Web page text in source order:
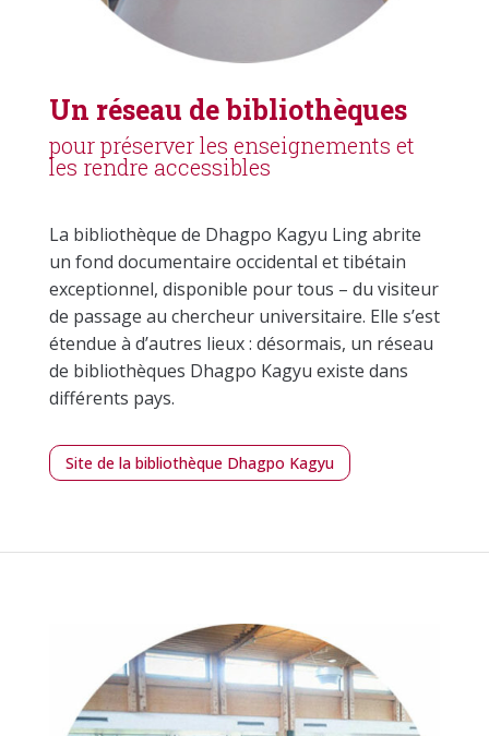
Un réseau de bibliothèques
pour préserver les enseignements et
les rendre accessibles
La bibliothèque de Dhagpo Kagyu Ling abrite
un fond documentaire occidental et tibétain
exceptionnel, disponible pour tous – du visiteur
de passage au chercheur universitaire. Elle s’est
étendue à d’autres lieux : désormais, un réseau
de bibliothèques Dhagpo Kagyu existe dans
différents pays.
Site de la bibliothèque Dhagpo Kagyu